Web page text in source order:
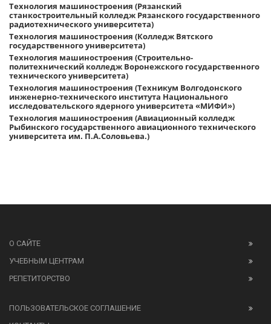
Технология машиностроения (Рязанский
станкостроительный колледж Рязанского государственного
радиотехнического университета)
Технология машиностроения (Колледж Вятского
государственного университета)
Технология машиностроения (Строительно-
политехнический колледж Воронежского государственного
технического университета)
Технология машиностроения (Техникум Волгодонского
инженерно-технического института Национального
исследовательского ядерного университета «МИФИ»)
Технология машиностроения (Авиационный колледж
Рыбинского государственного авиационного технического
университета им. П.А.Соловьева.)
О САЙТЕ
УЧЕБНЫМ ЦЕНТРАМ
РЕПЕТИТОРСТВО
ПОЛЬЗОВАТЕЛЬСКОЕ СОГЛАШЕНИЕ